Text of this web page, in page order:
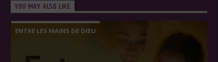
YOU MAY ALSO LIKE
ENTRE LES MAINS DE DIEU